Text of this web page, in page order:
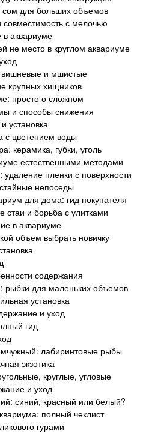
сом для больших объемов
с мелочью
аквариуме
не место в круглом аквариуме
вишневые и мшистые
крупных хищников
просто о сложном
и способы снижения
установка
с цветением воды
керамика, губки, уголь
естественными методами
пленки с поверхности
непоседы
для дома: гид покупателя
стаи и борьба с улитками
в аквариуме
объем выбрать новичку
содержания
для маленьких объемов
установка
и уход
гид
лабиринтовые рыбы
экзотика
круглые, угловые
и уход
синий, красный или белый?
полный чеклист
гурами